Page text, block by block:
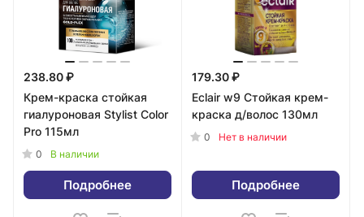
238.80 ₽
Крем-краска стойкая
гиалуроновая Stylist Color
Pro 115мл
0 В наличии
Подробнее
179.30 ₽
Eclair w9 Стойкая крем-
краска д/волос 130мл
0 Нет в наличии
Подробнее